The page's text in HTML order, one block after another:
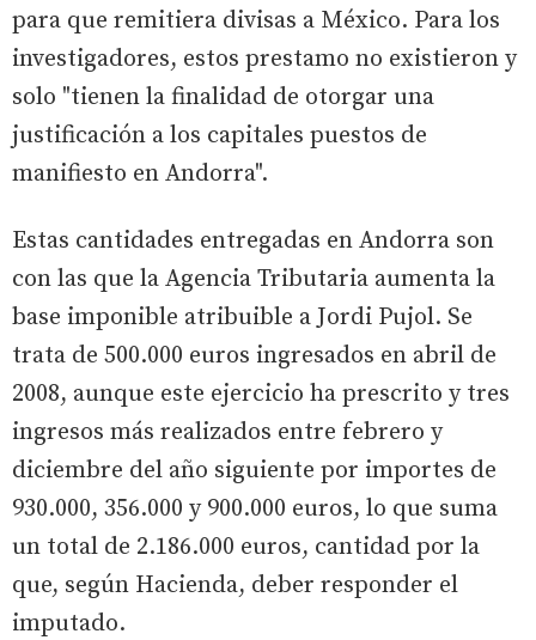
para que remitiera divisas a México. Para los
investigadores, estos prestamo no existieron y
solo "tienen la finalidad de otorgar una
justificación a los capitales puestos de
manifiesto en Andorra".
Estas cantidades entregadas en Andorra son
con las que la Agencia Tributaria aumenta la
base imponible atribuible a Jordi Pujol. Se
trata de 500.000 euros ingresados en abril de
2008, aunque este ejercicio ha prescrito y tres
ingresos más realizados entre febrero y
diciembre del año siguiente por importes de
930.000, 356.000 y 900.000 euros, lo que suma
un total de 2.186.000 euros, cantidad por la
que, según Hacienda, deber responder el
imputado.